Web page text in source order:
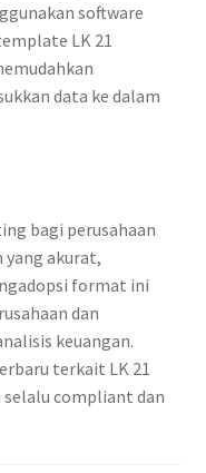
software
LK 21
data ke dalam
bagi perusahaan
yang akurat,
format ini
dan
keuangan.
terkait LK 21
selalu compliant dan